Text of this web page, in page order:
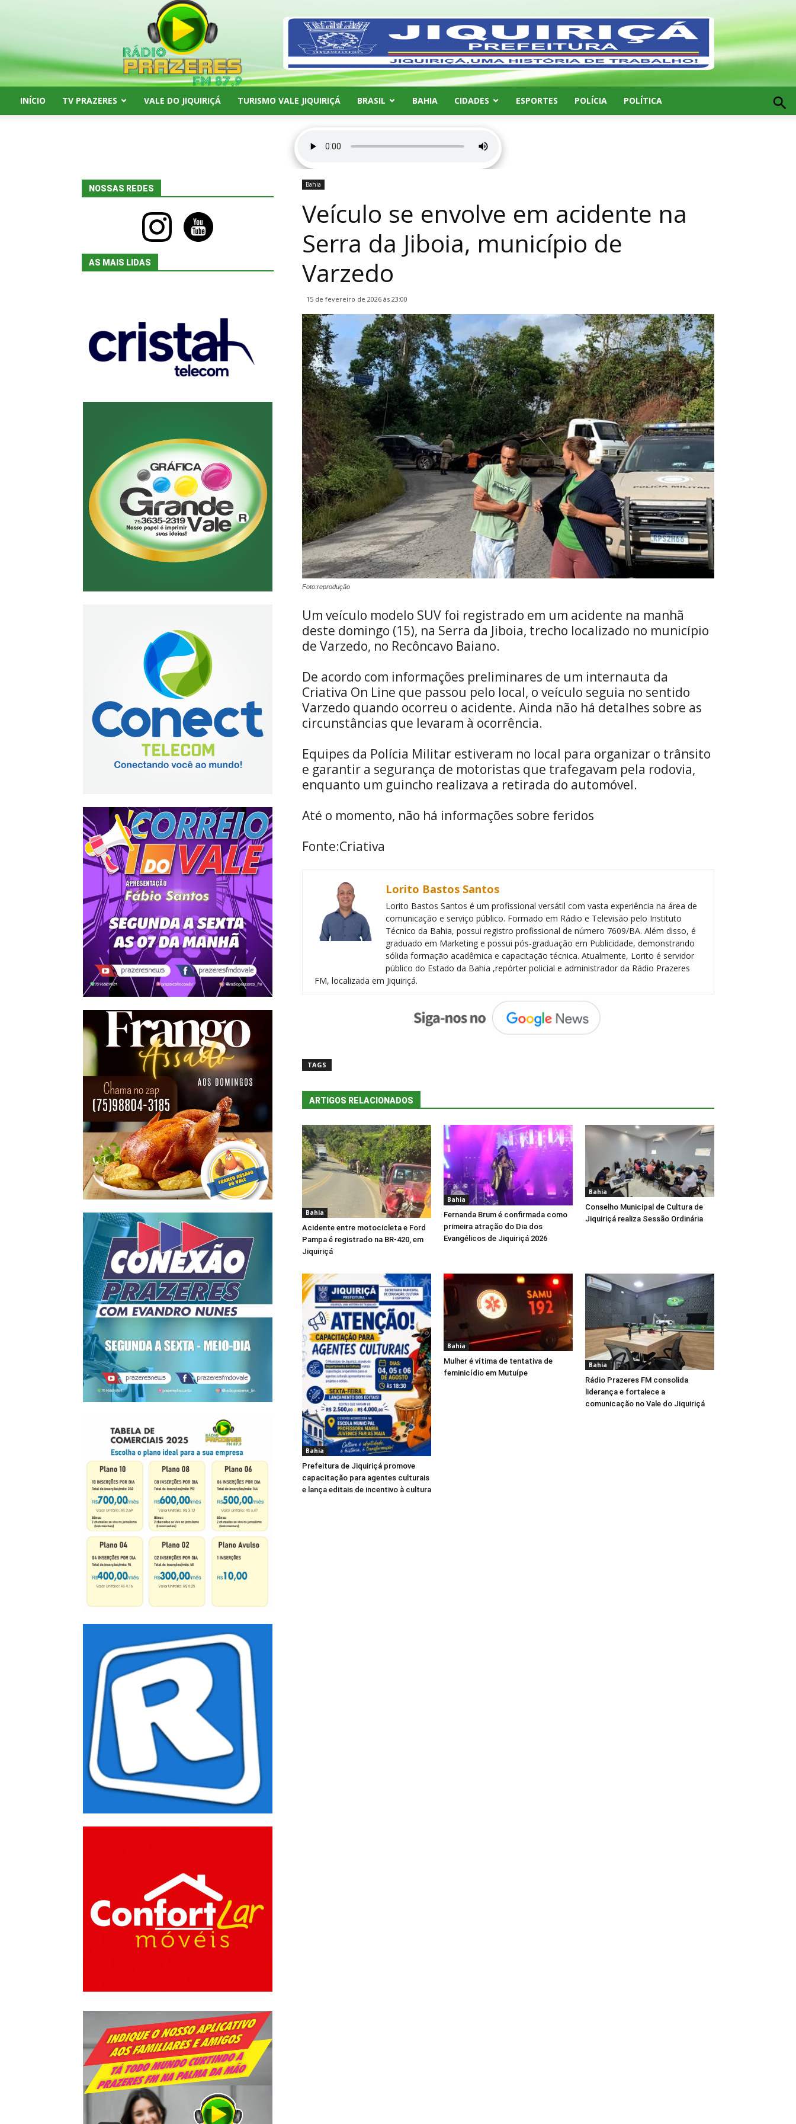
INÍCIO TV PRAZERES VALE DO JIQUIRIÇÁ TURISMO VALE JIQUIRIÇÁ BRASIL BAHIA CIDADES ESPORTES POLÍCIA POLÍTICA
Bahia
Veículo se envolve em acidente na
Serra da Jiboia, município de
Varzedo
15 de fevereiro de 2026 às 23:00
Foto:reprodução
Um veículo modelo SUV foi registrado em um acidente na manhã
deste domingo (15), na Serra da Jiboia, trecho localizado no município
de Varzedo, no Recôncavo Baiano.
De acordo com informações preliminares de um internauta da
Criativa On Line que passou pelo local, o veículo seguia no sentido
Varzedo quando ocorreu o acidente. Ainda não há detalhes sobre as
circunstâncias que levaram à ocorrência.
Equipes da Polícia Militar estiveram no local para organizar o trânsito
e garantir a segurança de motoristas que trafegavam pela rodovia,
enquanto um guincho realizava a retirada do automóvel.
Até o momento, não há informações sobre feridos
Fonte:Criativa
Lorito Bastos Santos
Lorito Bastos Santos é um profissional versátil com vasta experiência na área de
comunicação e serviço público. Formado em Rádio e Televisão pelo Instituto
Técnico da Bahia, possui registro profissional de número 7609/BA. Além disso, é
graduado em Marketing e possui pós-graduação em Publicidade, demonstrando
sólida formação acadêmica e capacitação técnica. Atualmente, Lorito é servidor
público do Estado da Bahia ,repórter policial e administrador da Rádio Prazeres
FM, localizada em Jiquiriçá.
TAGS
ARTIGOS RELACIONADOS
Bahia
Acidente entre motocicleta e Ford
Pampa é registrado na BR-420, em
Jiquiriçá
Bahia
Fernanda Brum é confirmada como
primeira atração do Dia dos
Evangélicos de Jiquiriçá 2026
Bahia
Conselho Municipal de Cultura de
Jiquiriçá realiza Sessão Ordinária
Bahia
Prefeitura de Jiquiriçá promove
capacitação para agentes culturais
e lança editais de incentivo à cultura
Bahia
Mulher é vítima de tentativa de
feminicídio em Mutuípe
Bahia
Rádio Prazeres FM consolida
liderança e fortalece a
comunicação no Vale do Jiquiriçá
NOSSAS REDES
instagram youtube
AS MAIS LIDAS